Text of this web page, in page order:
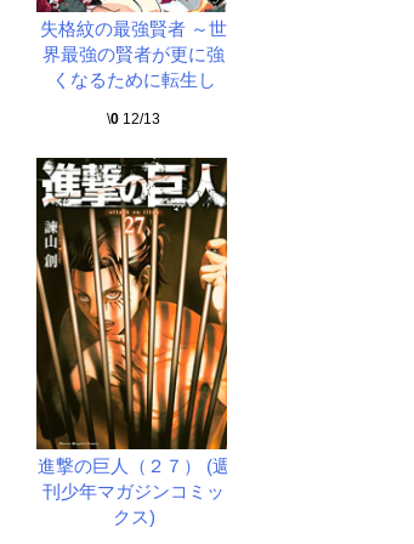
失格紋の最強賢者 ～世
界最強の賢者が更に強
くなるために転生し
\0 12/13
進撃の巨人（２７） (週
刊少年マガジンコミッ
クス)